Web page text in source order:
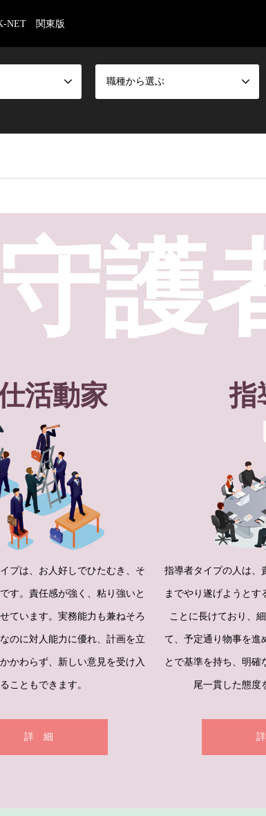
NET 関東版
職種から選ぶ
守護
活動家
プは、お人好しでひたむき、そ
す。責任感が強く、粘り強いと
ています。実務能力も兼ねそろ
のに対人能力に優れ、計画を立
かわらず、新しい意見を受け入
こともできます。
詳 細
指
指導者タイプの人は、
までやり遂げようとす
ことに長けており、
て、予定通り物事を進
とで基準を持ち、明確
尾一貫した態度